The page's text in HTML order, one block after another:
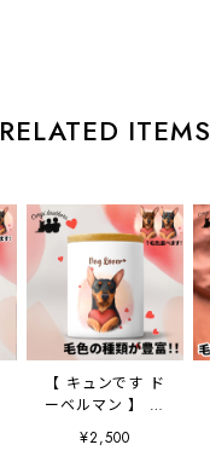
RELATED ITEMS
【 キュンです ド
ーベルマン 】 キ
ャニスター 保存
容器 お家用 プ
¥2,500